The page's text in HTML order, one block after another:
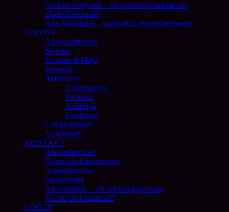
Gudrun Schyman – ett personligt samtal om
alkoholberoende
Ann Söderlund – vägen från ett medberoende
OM OSS
Aleforsstiftelsen
Styrelse
Kvalitet & Miljö
Personal
Referenser
Arbetsgivare
Patienter
Anhöriga
Forskning
Lediga tjänster
Nyhetsbrev
KONTAKT
Aleforshemmet
Öppenvårdsmottagning
Administration
Studiebesök
Aleforslinjen – vår telefonrådgivning
Vill du bli kontaktad?
LOG-IN